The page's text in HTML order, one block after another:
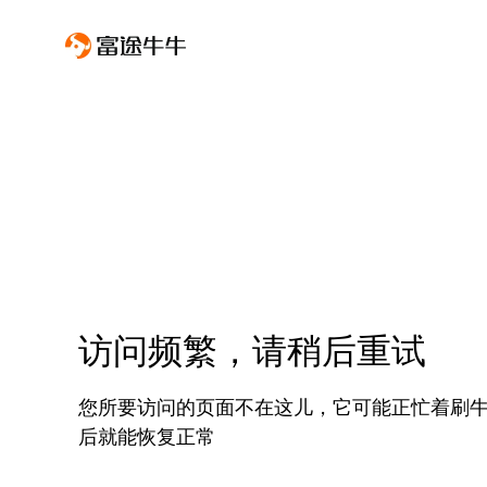
访问频繁，请稍后重试
您所要访问的页面不在这儿，它可能正忙着刷
后就能恢复正常